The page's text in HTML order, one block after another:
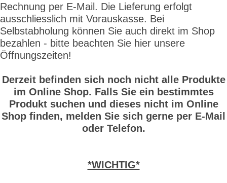
Rechnung per E-Mail. Die Lieferung erfolgt
ausschliesslich mit Vorauskasse. Bei
Selbstabholung können Sie auch direkt im Shop
bezahlen - bitte beachten Sie hier unsere
Öffnungszeiten!
Derzeit befinden sich noch nicht alle Produkte
im Online Shop. Falls Sie ein bestimmtes
Produkt suchen und dieses nicht im Online
Shop finden, melden Sie sich gerne per E-Mail
oder Telefon.
*WICHTIG*